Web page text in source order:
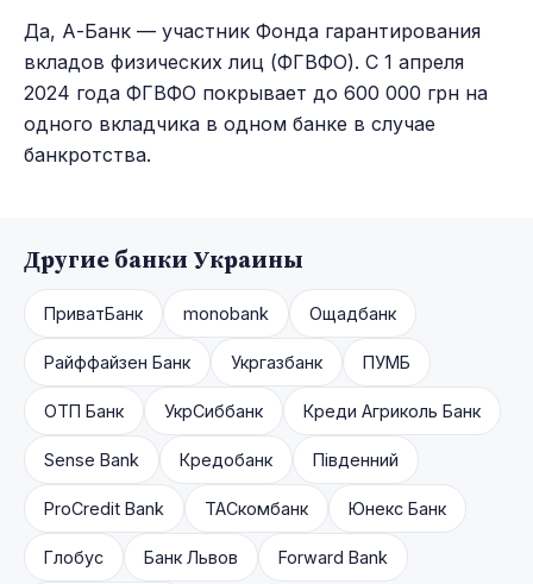
Да, А-Банк — участник Фонда гарантирования
вкладов физических лиц (ФГВФО). С 1 апреля
2024 года ФГВФО покрывает до 600 000 грн на
одного вкладчика в одном банке в случае
банкротства.
Другие банки Украины
ПриватБанк monobank Ощадбанк
Райффайзен Банк Укргазбанк ПУМБ
ОТП Банк УкрСиббанк Креди Агриколь Банк
Sense Bank Кредобанк Південний
ProCredit Bank ТАСкомбанк Юнекс Банк
Глобус Банк Львов Forward Bank